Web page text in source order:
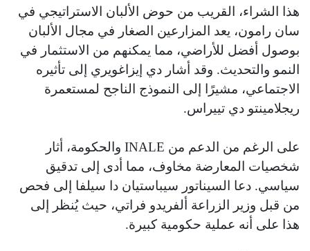
هذا الشراء، القريب من حوض الألبان الاستراتيجي في
سان رامون، يعد المزارعين الصغار في مجال الألبان
بوصول أفضل للأراضي، مما يمكنهم من الاستثمار في
النمو والتحديث. وقد أشار دي إيزاغويري إلى تأثيره
الاجتماعي، مشيرًا إلى النموذج الناجح لمستعمرة
ريجلامينتو دي تييراس.
على الرغم من الدعم من INALE والحكومة، أثار
شخصيات المعارضة مخاوف، مما أدى إلى تدقيق
سياسي. دعا السيناتور سيباستيان دا سيلفا إلى فحص
من قبل وزير الزراعة ألفريدو فراتي، حيث يُنظر إلى
هذا على أنه عملية حكومية كبيرة.